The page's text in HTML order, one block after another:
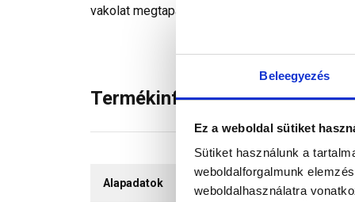
Beleegyezés
Ez a weboldal sütiket
Sütiket használunk a
weboldalforgalmunk
weboldalhasználatra
vakolat megtapadását. Jellemző
Termékinformáció
Alapadatok